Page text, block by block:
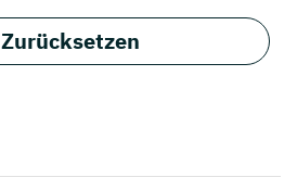
Zurücksetzen